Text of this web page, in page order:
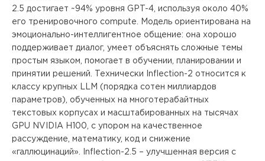
2.5 достигает ~94% уровня GPT-4, используя около 40%
его тренировочного compute. Модель ориентирована на
эмоционально-интеллигентное общение: она хорошо
поддерживает диалог, умеет объяснять сложные темы
простым языком, помогает в обучении, планировании и
принятии решений. Технически Inflection-2 относится к
классу крупных LLM (порядка сотен миллиардов
параметров), обученных на многотерабайтных
текстовых корпусах и масштабированных на тысячах
GPU NVIDIA H100, с упором на качественное
рассуждение, математику, код и снижение
«галлюцинаций». Inflection-2.5 – улучшенная версия с